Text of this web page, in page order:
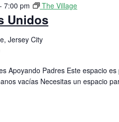
Unidos
-7:00 pm The Village
Jersey City
Apoyando Padres Este espacio es
vacías Necesitas un espacio